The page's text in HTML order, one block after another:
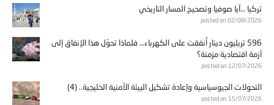
تركيا …آيا صوفيا وتصحيح المسار التاريخي
posted on 02/08/2026
596 تريليون دينار أُنفقت على الكهرباء… فلماذا تحوّل هذا الإنفاق إلى
أزمة اقتصادية مزمنة؟
posted on 12/07/2026
التحولات الجيوسياسية وإعادة تشكيل البيئة الأمنية الخليجية.. (4)
posted on 15/07/2026